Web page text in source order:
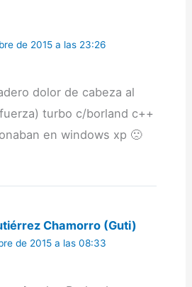
de 2015 a las 23:26
dolor de cabeza al
turbo c/borland c++
en windows xp 🙁
Chamorro (Guti)
de 2015 a las 08:33